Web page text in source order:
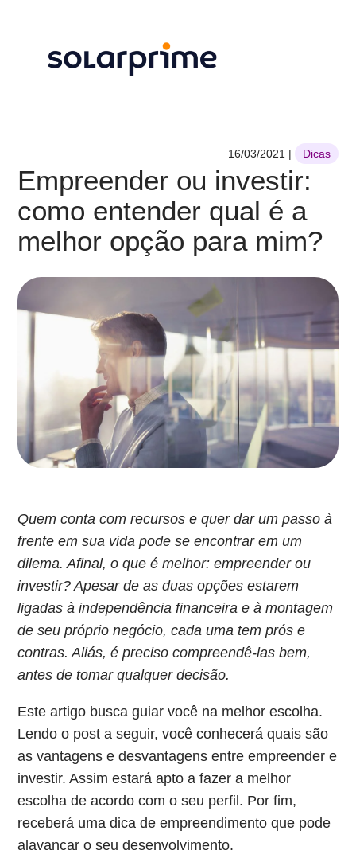
Empreender ou investir:
como entender qual é a
melhor opção para mim?
16/03/2021 | Dicas
Quem conta com recursos e quer dar um passo à
frente em sua vida pode se encontrar em um
dilema. Afinal, o que é melhor: empreender ou
investir? Apesar de as duas opções estarem
ligadas à independência financeira e à montagem
de seu próprio negócio, cada uma tem prós e
contras. Aliás, é preciso compreendê-las bem,
antes de tomar qualquer decisão.
Este artigo busca guiar você na melhor escolha.
Lendo o post a seguir, você conhecerá quais são
as vantagens e desvantagens entre empreender e
investir. Assim estará apto a fazer a melhor
escolha de acordo com o seu perfil. Por fim,
receberá uma dica de empreendimento que pode
alavancar o seu desenvolvimento.